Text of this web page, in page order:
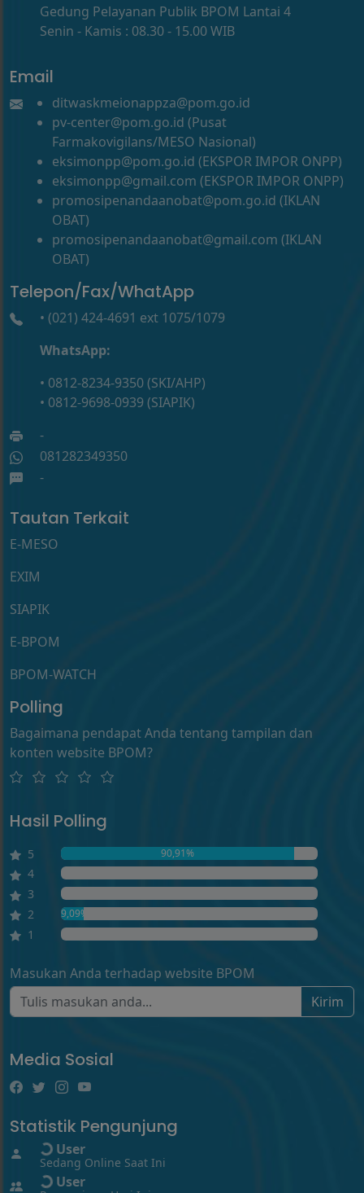
Gedung Pelayanan Publik BPOM Lantai 4
Senin - Kamis : 08.30 - 15.00 WIB
Email
ditwaskmeionappza@pom.go.id
pv-center@pom.go.id (Pusat
Farmakovigilans/MESO Nasional)
eksimonpp@pom.go.id (EKSPOR IMPOR ONPP)
eksimonpp@gmail.com (EKSPOR IMPOR ONPP)
promosipenandaanobat@pom.go.id (IKLAN
OBAT)
promosipenandaanobat@gmail.com (IKLAN
OBAT)
Telepon/Fax/WhatApp
• (021) 424-4691 ext 1075/1079
WhatsApp:
• 0812-8234-9350 (SKI/AHP)
• 0812-9698-0939 (SIAPIK)
-
081282349350
-
Tautan Terkait
E-MESO
EXIM
SIAPIK
E-BPOM
BPOM-WATCH
Polling
Bagaimana pendapat Anda tentang tampilan dan
konten website BPOM?
Hasil Polling
5 90,91%
4 0,00%
3 0,00%
2 9,09%
1 0,00%
Masukan Anda terhadap website BPOM
Kirim
Media Sosial
Statistik Pengunjung
User
Sedang Online Saat Ini
User